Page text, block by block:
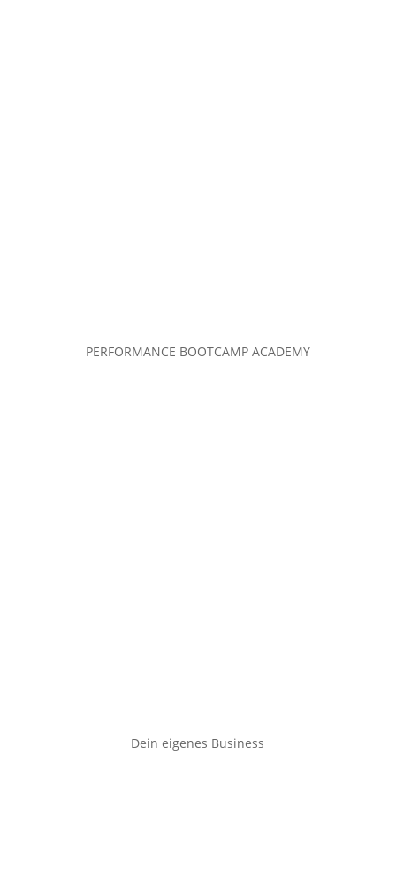
PERFORMANCE BOOTCAMP ACADEMY
Dein eigenes Business